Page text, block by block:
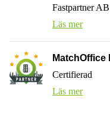
Fastpartner AB
Läs mer
MatchOffice
Certifierad
Läs mer